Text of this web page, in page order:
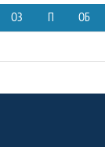
ОЗ П ОБ